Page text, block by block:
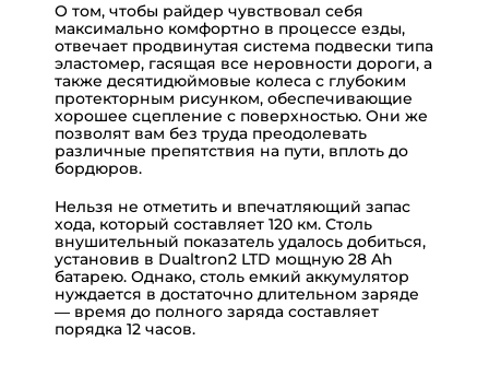
О том, чтобы райдер чувствовал себя
максимально комфортно в процессе езды,
отвечает продвинутая система подвески типа
эластомер, гасящая все неровности дороги, а
также десятидюймовые колеса с глубоким
протекторным рисунком, обеспечивающие
хорошее сцепление с поверхностью. Они же
позволят вам без труда преодолевать
различные препятствия на пути, вплоть до
бордюров.
Нельзя не отметить и впечатляющий запас
хода, который составляет 120 км. Столь
внушительный показатель удалось добиться,
установив в Dualtron2 LTD мощную 28 Ah
батарею. Однако, столь емкий аккумулятор
нуждается в достаточно длительном заряде
— время до полного заряда составляет
порядка 12 часов.